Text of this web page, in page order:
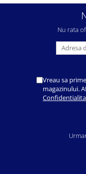
Nu rata
Vreau sa
magazinului.